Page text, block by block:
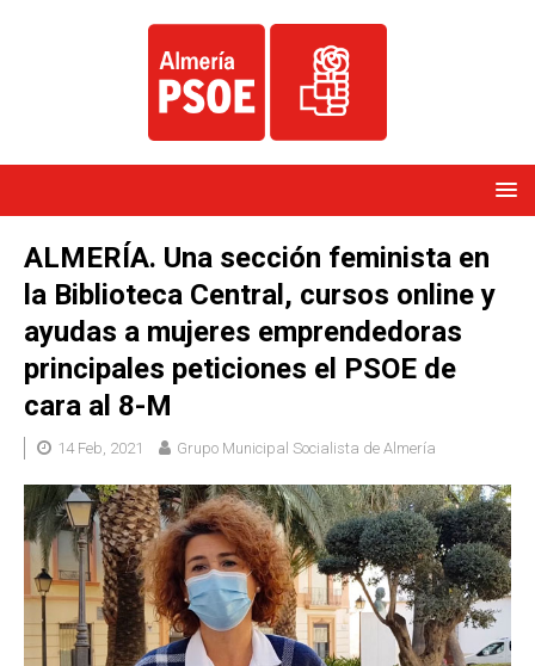
ALMERÍA. Una sección feminista en
la Biblioteca Central, cursos online y
ayudas a mujeres emprendedoras
principales peticiones el PSOE de
cara al 8-M
14 Feb, 2021 Grupo Municipal Socialista de Almería